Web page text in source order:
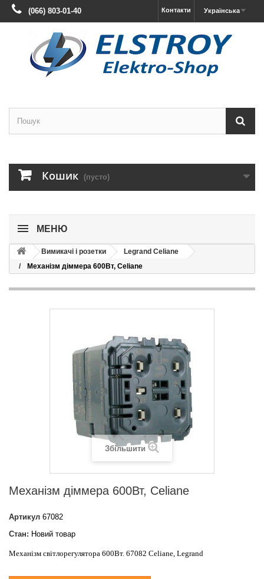
Українська
Контакти
(066) 803-01-40
Кошик (пусто)
МЕНЮ
Вимикачі і розетки
Legrand Celiane
Механізм діммера 600Вт, Celiane
Збільшити
Механізм діммера 600Вт, Celiane
Артикул 67082
Стан: Новий товар
Механізм світлорегулятора 600Вт. 67082 Celiane, Legrand